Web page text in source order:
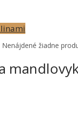
Nenájdené žiadne